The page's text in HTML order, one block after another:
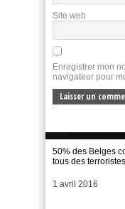
Site web
Enregistrer mon
navigateur pour
50% des Belges
tous des terroristes
Date
1 avril 2016